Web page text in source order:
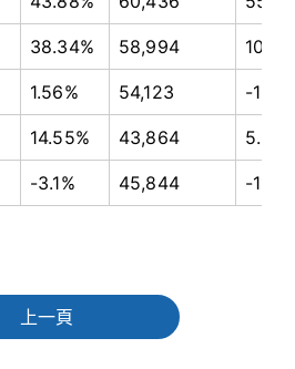
38.34% 58,994
1.56% 54,123 -
14.55% 43,864
-3.1% 45,844 -
上一頁